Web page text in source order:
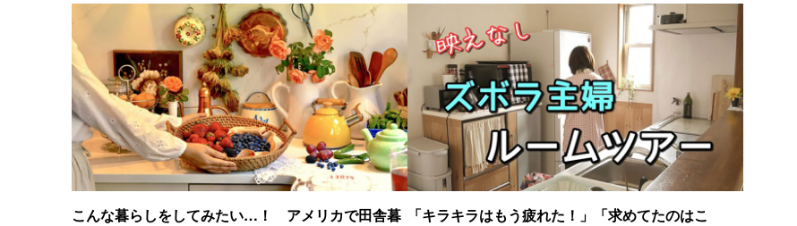
こんな暮らしをしてみたい…！ アメリカで田舎暮
「キラキラはもう疲れた！」「求めてたのはこ